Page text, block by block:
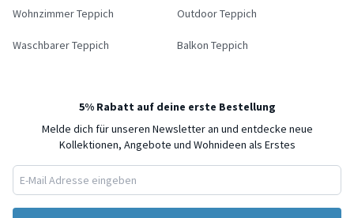
Wohnzimmer Teppich Outdoor Teppich
Waschbarer Teppich Balkon Teppich
5% Rabatt auf deine erste Bestellung
Melde dich für unseren Newsletter an und entdecke neue
Kollektionen, Angebote und Wohnideen als Erstes